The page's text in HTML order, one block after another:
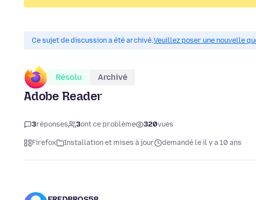
Ce sujet de discussion a été archivé.Veuillez poser une nouvelle
Résolu Archivé
Adobe Reader
3réponses 3ont ce problème 320vues
Firefox Installation et mises à jour demandé le il y a 10 ans